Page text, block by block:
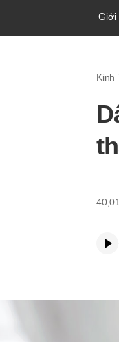
Giới
Kinh